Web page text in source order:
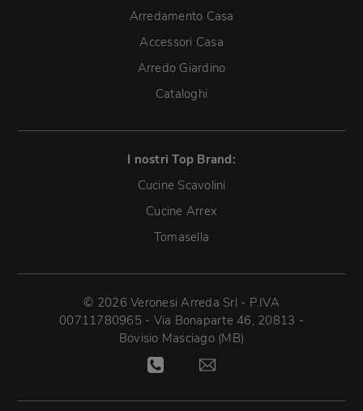
Arredamento Casa
Accessori Casa
Arredo Giardino
Cataloghi
I nostri Top Brand:
Cucine Scavolini
Cucine Arrex
Tomasella
© 2026 Veronesi Arreda Srl - P.IVA
00711780965 - Via Bonaparte 46, 20813 -
Bovisio Masciago (MB)